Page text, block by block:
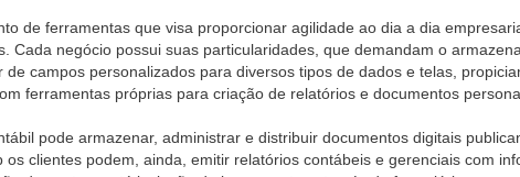
de ferramentas que visa proporcionar agilidade ao dia a dia
Cada negócio possui suas particularidades, que demandam o
campos personalizados para diversos tipos de dados e telas,
ferramentas próprias para criação de relatórios e documentos
pode armazenar, administrar e distribuir documentos digitais
clientes podem, ainda, emitir relatórios contábeis e gerenciais com